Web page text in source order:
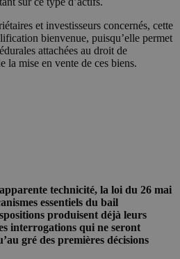
et investisseurs concernés, cette
bienvenue, puisqu’elle permet
attachées au droit de
la mise en vente de ces biens.
technicité, la loi du 26 mai
essentiels du bail
produisent déjà leurs
interrogations qui ne seront
gré des premières décisions